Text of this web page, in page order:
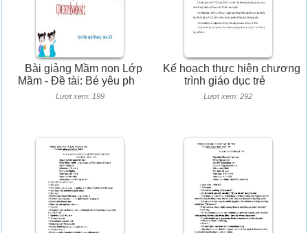
Bài giảng Mầm non Lớp
Mầm - Đề tài: Bé yêu ph
Lượt xem: 199
Kế hoạch thực hiện chương
trình giáo dục trẻ
Lượt xem: 292